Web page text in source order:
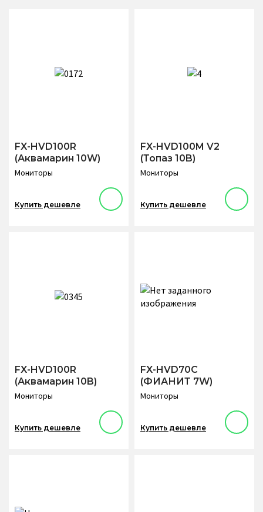
FX-HVD100R
(Аквамарин 10W)
Мониторы
Купить дешевле
FX-HVD100M V2
(Топаз 10B)
Мониторы
Купить дешевле
FX-HVD100R
(Аквамарин 10B)
Мониторы
Купить дешевле
FX-HVD70C
(ФИАНИТ 7W)
Мониторы
Купить дешевле